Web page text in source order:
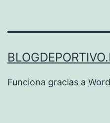
Funciona gracias a